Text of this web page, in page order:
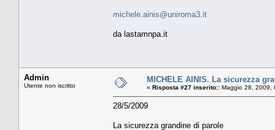
michele.ainis@uniroma3.it
da lastamnpa.it
Admin
Utente non iscritto
MICHELE AINIS. La sicurezza
« Risposta #27 inserito:: Maggio 28, 2009,
28/5/2009
La sicurezza grandine di parole